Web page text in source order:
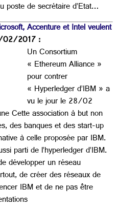
poste de secrétaire d’Etat…
Accenture et Intel veulent
2017 :
Un Consortium
« Ethereum Alliance »
pour contrer
« Hyperledger d’IBM » a
vu le jour le 28/02
Cette association à but non
des banques et des start-up
à celle proposée par IBM.
parti de l’hyperledger d’IBM.
développer un réseau
de créer des réseaux de
IBM et de ne pas être